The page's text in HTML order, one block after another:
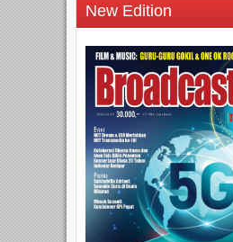
New Edition